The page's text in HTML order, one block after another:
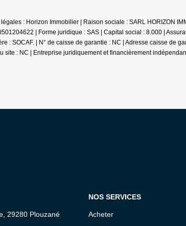
: Horizon Immobilier | Raison sociale : SARL HORIZON
| Forme juridique : SAS | Capital social : 8.000 |
: SOCAF. | N° de caisse de garantie : NC | Adresse caisse de
site : NC |
Entreprise juridiquement et financièrement
29280 Plouzané
NOS SERVICES
Acheter